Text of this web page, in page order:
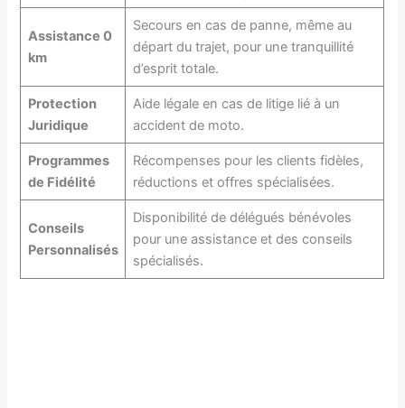
Assistance 0
km
Secours en cas de panne, même au
départ du trajet, pour une tranquillité
d’esprit totale.
Protection
Juridique
Aide légale en cas de litige lié à un
accident de moto.
Programmes
de Fidélité
Récompenses pour les clients fidèles,
réductions et offres spécialisées.
Conseils
Personnalisés
Disponibilité de délégués bénévoles
pour une assistance et des conseils
spécialisés.